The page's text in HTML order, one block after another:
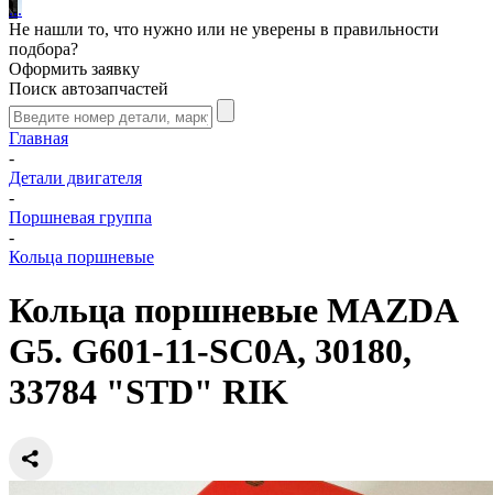
...
Не нашли то, что нужно или не уверены в правильности
подбора?
Оформить заявку
Поиск автозапчастей
Главная
-
Детали двигателя
-
Поршневая группа
-
Кольца поршневые
Кольца поршневые MAZDA
G5. G601-11-SC0A, 30180,
33784 "STD" RIK